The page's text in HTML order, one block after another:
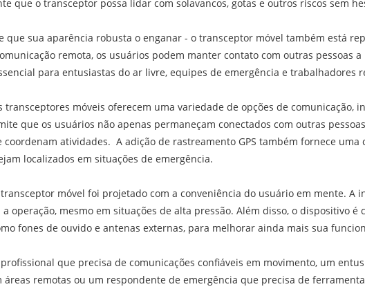
que o transceptor possa lidar com solavancos, gotas e outros riscos sem
que sua aparência robusta o enganar - o transceptor móvel também está
remota, os usuários podem manter contato com outras pessoas
para entusiastas do ar livre, equipes de emergência e trabalhadores
transceptores móveis oferecem uma variedade de opções de comunicação,
que os usuários não apenas permaneçam conectados com outras
coordenam atividades. A adição de rastreamento GPS também fornece
localizados em situações de emergência.
móvel foi projetado com a conveniência do usuário em mente. A
operação, mesmo em situações de alta pressão. Além disso, o dispositivo
fones de ouvido e antenas externas, para melhorar ainda mais sua
que precisa de comunicações confiáveis ​​em movimento, um
áreas remotas ou um respondente de emergência que precisa de